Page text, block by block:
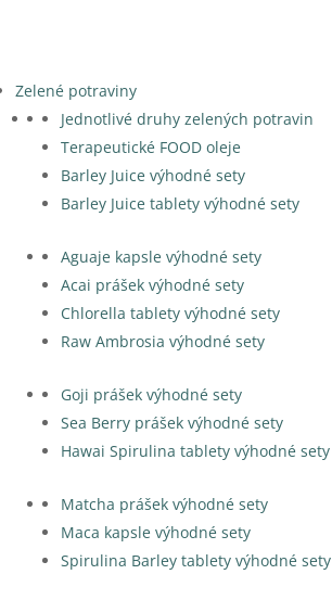
Zelené potraviny
Jednotlivé druhy zelených potravin
Terapeutické FOOD oleje
Barley Juice výhodné sety
Barley Juice tablety výhodné sety
Aguaje kapsle výhodné sety
Acai prášek výhodné sety
Chlorella tablety výhodné sety
Raw Ambrosia výhodné sety
Goji prášek výhodné sety
Sea Berry prášek výhodné sety
Hawai Spirulina tablety výhodné sety
Matcha prášek výhodné sety
Maca kapsle výhodné sety
Spirulina Barley tablety výhodné sety